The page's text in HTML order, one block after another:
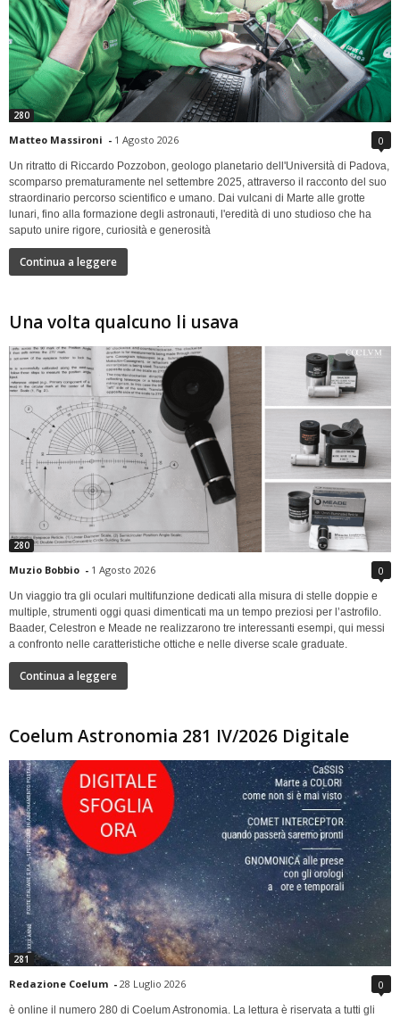
280
Matteo Massironi - 1 Agosto 2026 0
Un ritratto di Riccardo Pozzobon, geologo planetario dell'Università di Padova,
scomparso prematuramente nel settembre 2025, attraverso il racconto del suo
straordinario percorso scientifico e umano. Dai vulcani di Marte alle grotte
lunari, fino alla formazione degli astronauti, l'eredità di uno studioso che ha
saputo unire rigore, curiosità e generosità
Continua a leggere
Una volta qualcuno li usava
280
Muzio Bobbio - 1 Agosto 2026 0
Un viaggio tra gli oculari multifunzione dedicati alla misura di stelle doppie e
multiple, strumenti oggi quasi dimenticati ma un tempo preziosi per l’astrofilo.
Baader, Celestron e Meade ne realizzarono tre interessanti esempi, qui messi
a confronto nelle caratteristiche ottiche e nelle diverse scale graduate.
Continua a leggere
Coelum Astronomia 281 IV/2026 Digitale
281
Redazione Coelum - 28 Luglio 2026 0
è online il numero 280 di Coelum Astronomia. La lettura è riservata a tutti gli